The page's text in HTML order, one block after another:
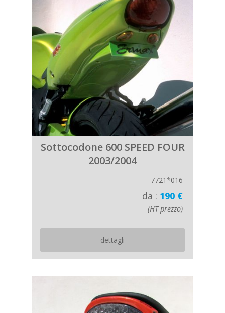
Sottocodone 600 SPEED FOUR
2003/2004
7721*016
da : 190 €
(HT prezzo)
dettagli